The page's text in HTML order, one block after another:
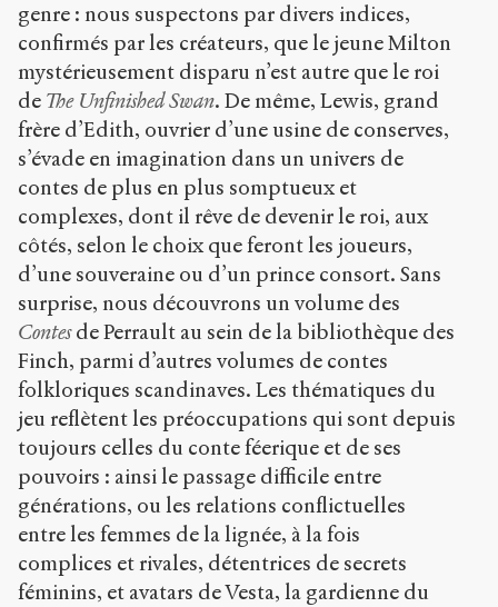
genre : nous suspectons par divers indices,
confirmés par les créateurs, que le jeune Milton
mystérieusement disparu n’est autre que le roi
de The Unfinished Swan. De même, Lewis, grand
frère d’Edith, ouvrier d’une usine de conserves,
s’évade en imagination dans un univers de
contes de plus en plus somptueux et
complexes, dont il rêve de devenir le roi, aux
côtés, selon le choix que feront les joueurs,
d’une souveraine ou d’un prince consort. Sans
surprise, nous découvrons un volume des
Contesde Perrault au sein de la bibliothèque des
Finch, parmi d’autres volumes de contes
folkloriques scandinaves. Les thématiques du
jeu reflètent les préoccupations qui sont depuis
toujours celles du conte féerique et de ses
pouvoirs : ainsi le passage difficile entre
générations, ou les relations conflictuelles
entre les femmes de la lignée, à la fois
complices et rivales, détentrices de secrets
féminins, et avatars de Vesta, la gardienne du